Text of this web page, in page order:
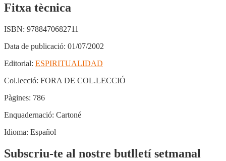
Fitxa tècnica
ISBN: 9788470682711
Data de publicació: 01/07/2002
Editorial: ESPIRITUALIDAD
Col.lecció: FORA DE COL.LECCIÓ
Pàgines: 786
Enquadernació: Cartoné
Idioma: Español
Subscriu-te al nostre butlletí setmanal